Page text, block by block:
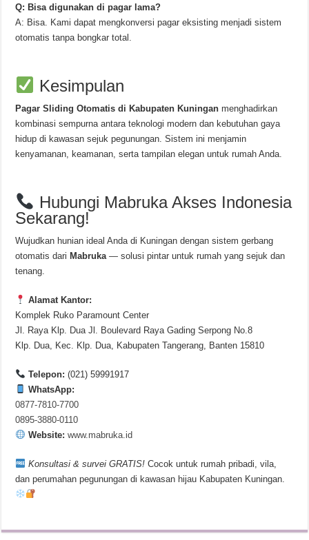
Q: Bisa digunakan di pagar lama?
A: Bisa. Kami dapat mengkonversi pagar eksisting menjadi sistem
otomatis tanpa bongkar total.
Kesimpulan
Pagar Sliding Otomatis di Kabupaten Kuningan menghadirkan
kombinasi sempurna antara teknologi modern dan kebutuhan gaya
hidup di kawasan sejuk pegunungan. Sistem ini menjamin
kenyamanan, keamanan, serta tampilan elegan untuk rumah Anda.
Hubungi Mabruka Akses Indonesia
Sekarang!
Wujudkan hunian ideal Anda di Kuningan dengan sistem gerbang
otomatis dari Mabruka— solusi pintar untuk rumah yang sejuk dan
tenang.
Alamat Kantor:
Komplek Ruko Paramount Center
Jl. Raya Klp. Dua Jl. Boulevard Raya Gading Serpong No.8
Klp. Dua, Kec. Klp. Dua, Kabupaten Tangerang, Banten 15810
Telepon: (021) 59991917
WhatsApp:
0877-7810-7700
0895-3880-0110
Website: www.mabruka.id
Konsultasi & survei GRATIS! Cocok untuk rumah pribadi, vila,
dan perumahan pegunungan di kawasan hijau Kabupaten Kuningan.